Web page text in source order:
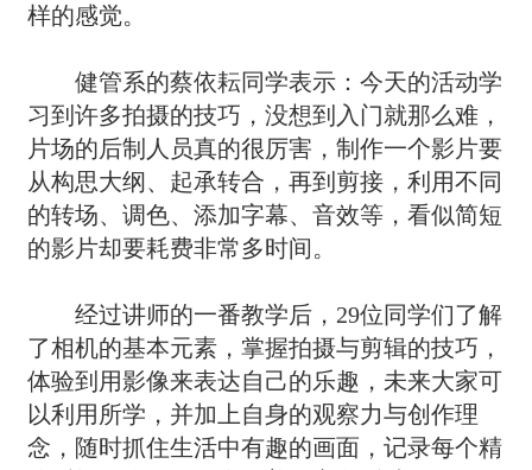
样的感觉。
健管系的蔡依耘同学表示：今天的活动学
习到许多拍摄的技巧，没想到入门就那么难，
片场的后制人员真的很厉害，制作一个影片要
从构思大纲、起承转合，再到剪接，利用不同
的转场、调色、添加字幕、音效等，看似简短
的影片却要耗费非常多时间。
经过讲师的一番教学后，29位同学们了解
了相机的基本元素，掌握拍摄与剪辑的技巧，
体验到用影像来表达自己的乐趣，未来大家可
以利用所学，并加上自身的观察力与创作理
念，随时抓住生活中有趣的画面，记录每个精